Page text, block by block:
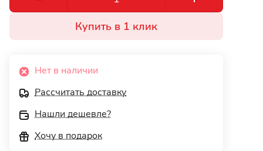
Купить в 1 клик
Нет в наличии
Рассчитать доставку
Нашли дешевле?
Хочу в подарок